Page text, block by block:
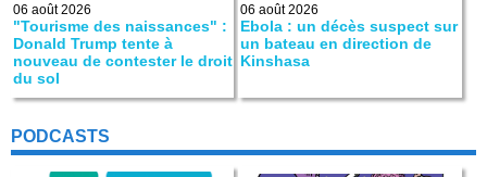
06 août 2026
"Tourisme des naissances" :
Donald Trump tente à
nouveau de contester le droit
du sol
06 août 2026
Ebola : un décès suspect sur
un bateau en direction de
Kinshasa
PODCASTS